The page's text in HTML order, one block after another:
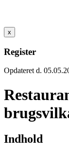
x
Register
Opdateret d.
Indhold